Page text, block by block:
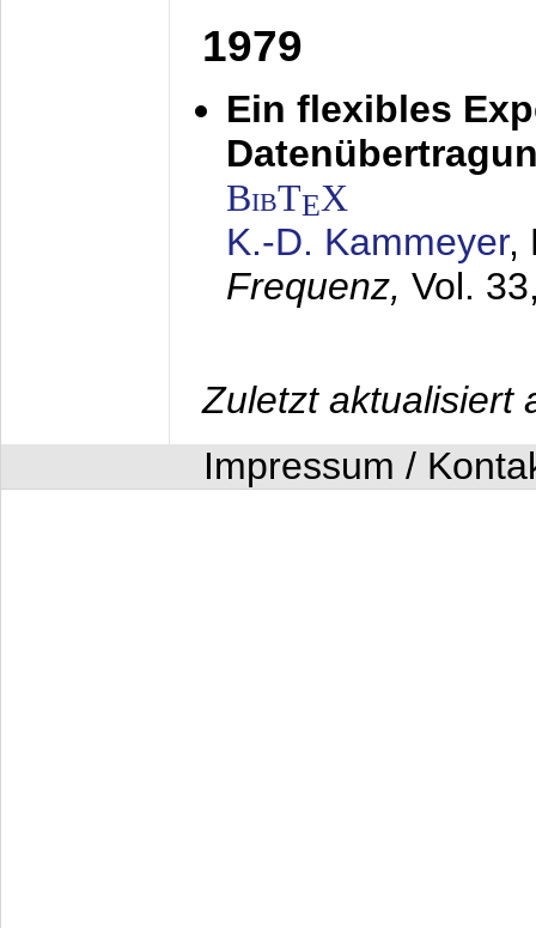
1979
Ein flexibles
BibTEX
K.-D. Kammeyer,
Frequenz, Vol.
Zuletzt aktualisiert
Impressum /